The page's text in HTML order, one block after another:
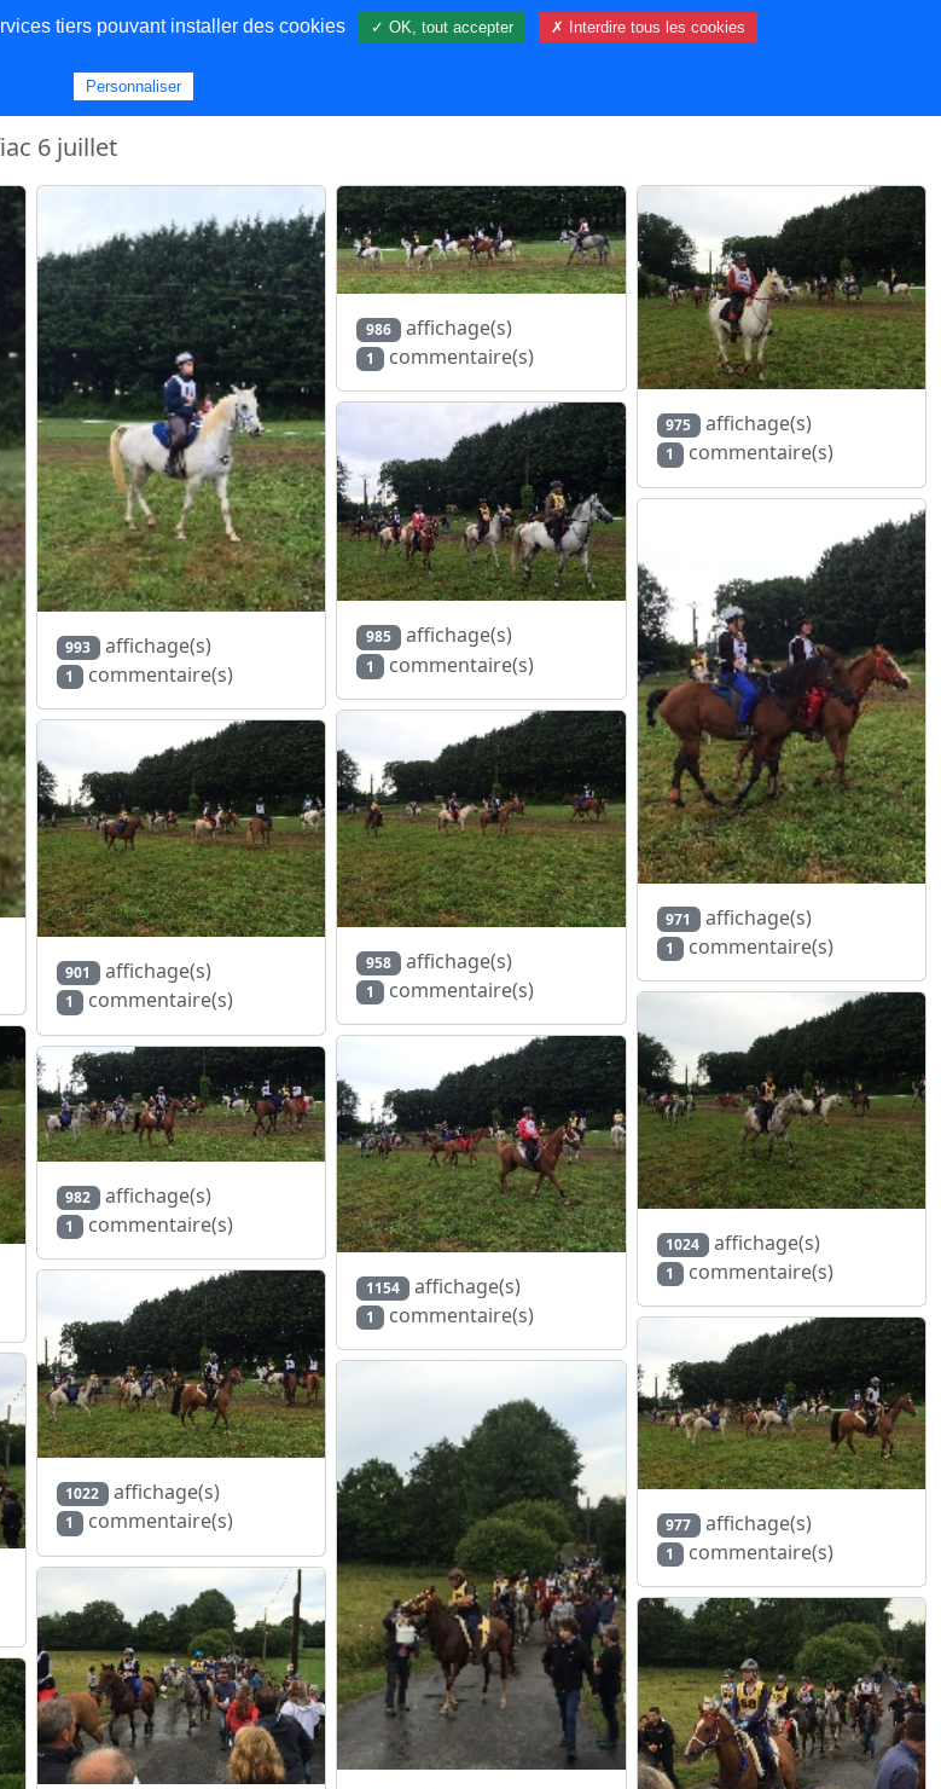
6 juillet
993 affichage(s)
1 commentaire(s)
986 affichage(s)
1 commentaire(s)
975 affichage(s)
1 commentaire(s)
985 affichage(s)
1 commentaire(s)
971 affichage(s)
1 commentaire(s)
958 affichage(s)
1 commentaire(s)
901 affichage(s)
1 commentaire(s)
1024 affichage(s)
1 commentaire(s)
1154 affichage(s)
1 commentaire(s)
982 affichage(s)
1 commentaire(s)
1022 affichage(s)
1 commentaire(s) 977 affichage(s)
1 commentaire(s)
tiers pouvant installer des cookies ✓ OK, tout accepter ✗ Interdire tous les cookies
Personnaliser